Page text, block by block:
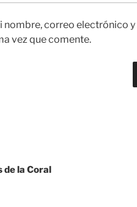
nombre, correo electrónico
vez que comente.
de la Coral